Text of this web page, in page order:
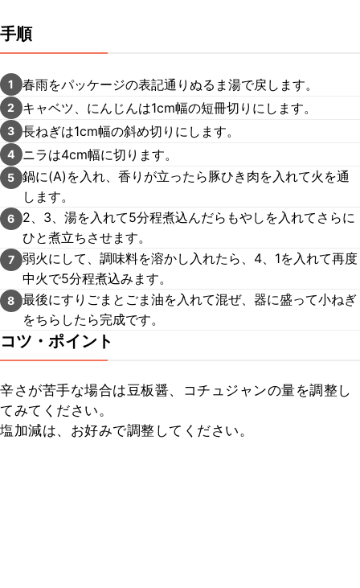
手順
1 春雨をパッケージの表記通りぬるま湯で戻します。
2 キャベツ、にんじんは1cm幅の短冊切りにします。
3 長ねぎは1cm幅の斜め切りにします。
4 ニラは4cm幅に切ります。
5 鍋に(A)を入れ、香りが立ったら豚ひき肉を入れて火を通
します。
6
2、3、湯を入れて5分程煮込んだらもやしを入れてさらに
ひと煮立ちさせます。
7 弱火にして、調味料を溶かし入れたら、4、1を入れて再度
中火で5分程煮込みます。
8 最後にすりごまとごま油を入れて混ぜ、器に盛って小ねぎ
をちらしたら完成です。
コツ・ポイント
辛さが苦手な場合は豆板醤、コチュジャンの量を調整し
てみてください。
塩加減は、お好みで調整してください。